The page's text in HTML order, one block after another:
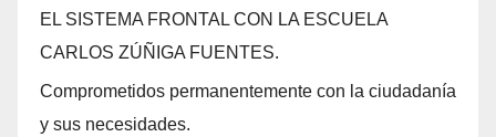
EL SISTEMA FRONTAL CON LA ESCUELA
CARLOS ZÚÑIGA FUENTES.
Comprometidos permanentemente con la ciudadanía
y sus necesidades.